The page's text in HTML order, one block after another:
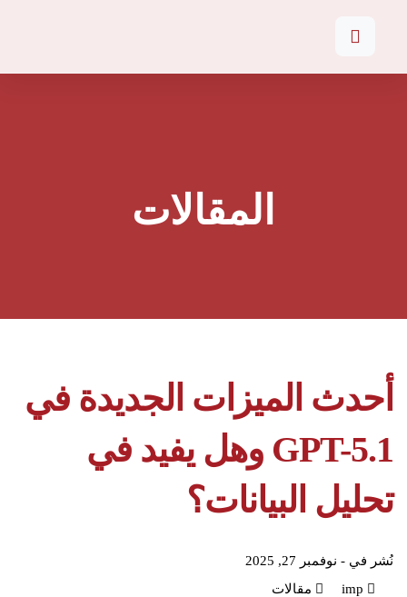
المقالات
أحدث الميزات الجديدة في
GPT-5.1 وهل يفيد في
تحليل البيانات؟
نُشر في - نوفمبر 27, 2025
imp
مقالات